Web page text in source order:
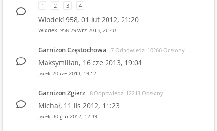
1
2 3 4
Wlodek1958, 01 lut 2012, 21:20
Wlodek1958 29 wrz 2013, 20:40
Garnizon Częstochowa 7 Odpowiedzi 10266 Odsłony
Maksymilian, 16 cze 2013, 19:04
Jacek 20 cze 2013, 19:52
Garnizon Zgierz 8 Odpowiedzi 12213 Odsłony
Michał, 11 lis 2012, 11:23
Jacek 30 gru 2012, 12:39